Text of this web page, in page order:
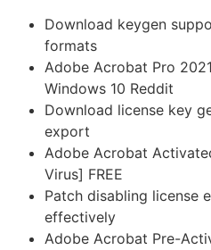
Download keygen
formats
Adobe Acrobat Pro
Windows 10 Reddit
Download license key
export
Adobe Acrobat
Virus] FREE
Patch disabling license
effectively
Adobe Acrobat Pre-